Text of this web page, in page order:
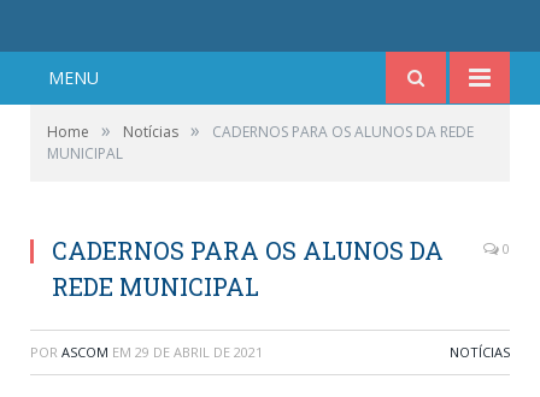
MENU
Home » Notícias »
CADERNOS PARA OS ALUNOS DA REDE
MUNICIPAL
CADERNOS PARA OS ALUNOS DA
REDE MUNICIPAL
0
POR ASCOM EM 29 DE ABRIL DE 2021 NOTÍCIAS